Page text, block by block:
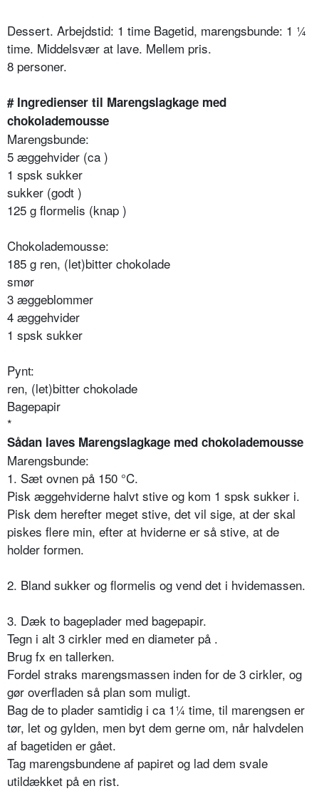
Dessert. Arbejdstid: 1 time Bagetid, marengsbunde: 1 ¼
time. Middelsvær at lave. Mellem pris.
8 personer.
# Ingredienser til Marengslagkage med
chokolademousse
Marengsbunde:
5 æggehvider (ca )
1 spsk sukker
sukker (godt )
125 g flormelis (knap )
Chokolademousse:
185 g ren, (let)bitter chokolade
smør
3 æggeblommer
4 æggehvider
1 spsk sukker
Pynt:
ren, (let)bitter chokolade
Bagepapir
*
Sådan laves Marengslagkage med chokolademousse
Marengsbunde:
1. Sæt ovnen på 150 °C.
Pisk æggehviderne halvt stive og kom 1 spsk sukker i.
Pisk dem herefter meget stive, det vil sige, at der skal
piskes flere min, efter at hviderne er så stive, at de
holder formen.
2. Bland sukker og flormelis og vend det i hvidemassen.
3. Dæk to bageplader med bagepapir.
Tegn i alt 3 cirkler med en diameter på .
Brug fx en tallerken.
Fordel straks marengsmassen inden for de 3 cirkler, og
gør overfladen så plan som muligt.
Bag de to plader samtidig i ca 1¼ time, til marengsen er
tør, let og gylden, men byt dem gerne om, når halvdelen
af bagetiden er gået.
Tag marengsbundene af papiret og lad dem svale
utildækket på en rist.